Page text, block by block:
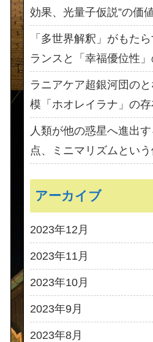
効果、光量子仮説”の価
「多世界解釈」がもた
ランスと「幸福優位性
ラニアケア超銀河団の
模「ホオレイラナ」の
人類が他の惑星へ進出
点、ミニマリズムとい
アーカイブ
2023年12月
2023年11月
2023年10月
2023年9月
2023年8月